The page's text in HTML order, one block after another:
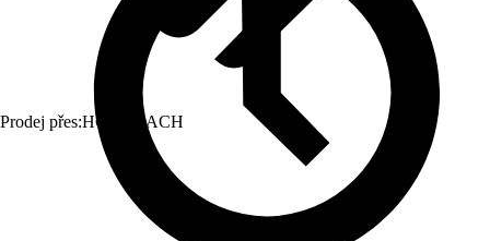
Prodej přes:HORNBACH